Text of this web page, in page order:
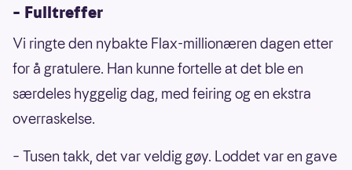
– Fulltreffer
Vi ringte den nybakte Flax-millionæren dagen etter
for å gratulere. Han kunne fortelle at det ble en
særdeles hyggelig dag, med feiring og en ekstra
overraskelse.
– Tusen takk, det var veldig gøy. Loddet var en gave